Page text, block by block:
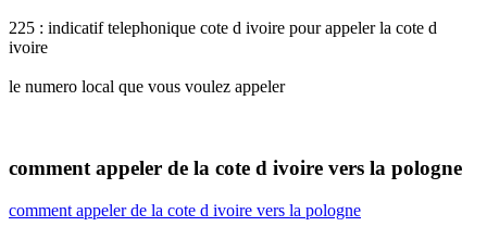
225 : indicatif telephonique cote d ivoire pour appeler la cote d
ivoire
le numero local que vous voulez appeler
comment appeler de la cote d ivoire vers la pologne
comment appeler de la cote d ivoire vers la pologne